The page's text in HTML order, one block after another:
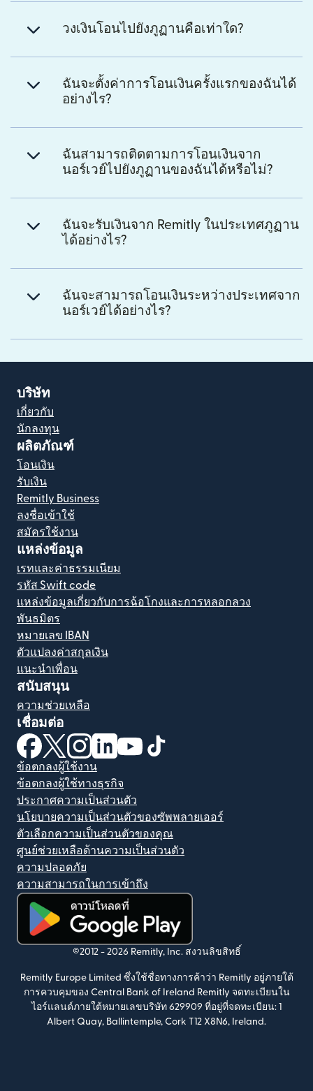
วงเงินโอนไปยังภูฏานคือเท่าใด?
ฉันจะตั้งค่าการโอนเงินครั้งแรกของฉันได้
อย่างไร?
ฉันสามารถติดตามการโอนเงินจาก
นอร์เวย์ไปยังภูฏานของฉันได้หรือไม่?
ฉันจะรับเงินจาก Remitly ในประเทศภูฏาน
ได้อย่างไร?
ฉันจะสามารถโอนเงินระหว่างประเทศจาก
นอร์เวย์ได้อย่างไร?
บริษัท
เกี่ยวกับ
นักลงทุน
ผลิตภัณฑ์
โอนเงิน
รับเงิน
Remitly Business
ลงชื่อเข้าใช้
สมัครใช้งาน
แหล่งข้อมูล
เรทและค่าธรรมเนียม
รหัส Swift code
แหล่งข้อมูลเกี่ยวกับการฉ้อโกงและการหลอกลวง
พันธมิตร
หมายเลข IBAN
ตัวแปลงค่าสกุลเงิน
แนะนำเพื่อน
สนับสนุน
ความช่วยเหลือ
เชื่อมต่อ
(เปิดในหน้าต่างใหม่)
(เปิดในหน้าต่างใหม่)
(เปิดในหน้าต่างใหม่)
(เปิดในหน้าต่างใหม่)
(เปิดในหน้าต่างใหม่)
ข้อตกลงผู้ใช้งาน
ข้อตกลงผู้ใช้ทางธุรกิจ
ประกาศความเป็นส่วนตัว
นโยบายความเป็นส่วนตัวของซัพพลายเออร์
ตัวเลือกความเป็นส่วนตัวของคุณ
ศูนย์ช่วยเหลือด้านความเป็นส่วนตัว
ความปลอดภัย
ความสามารถในการเข้าถึง
(เปิดในหน้าต่างใหม่)
©2012 - 2026 Remitly, Inc. สงวนลิขสิทธิ์
Remitly Europe Limited ซึ่งใช้ชื่อทางการค้าว่า Remitly อยู่ภายใต้
การควบคุมของ Central Bank of Ireland Remitly จดทะเบียนใน
ไอร์แลนด์ภายใต้หมายเลขบริษัท 629909 ที่อยู่ที่จดทะเบียน: 1
Albert Quay, Ballintemple, Cork T12 X8N6, Ireland.